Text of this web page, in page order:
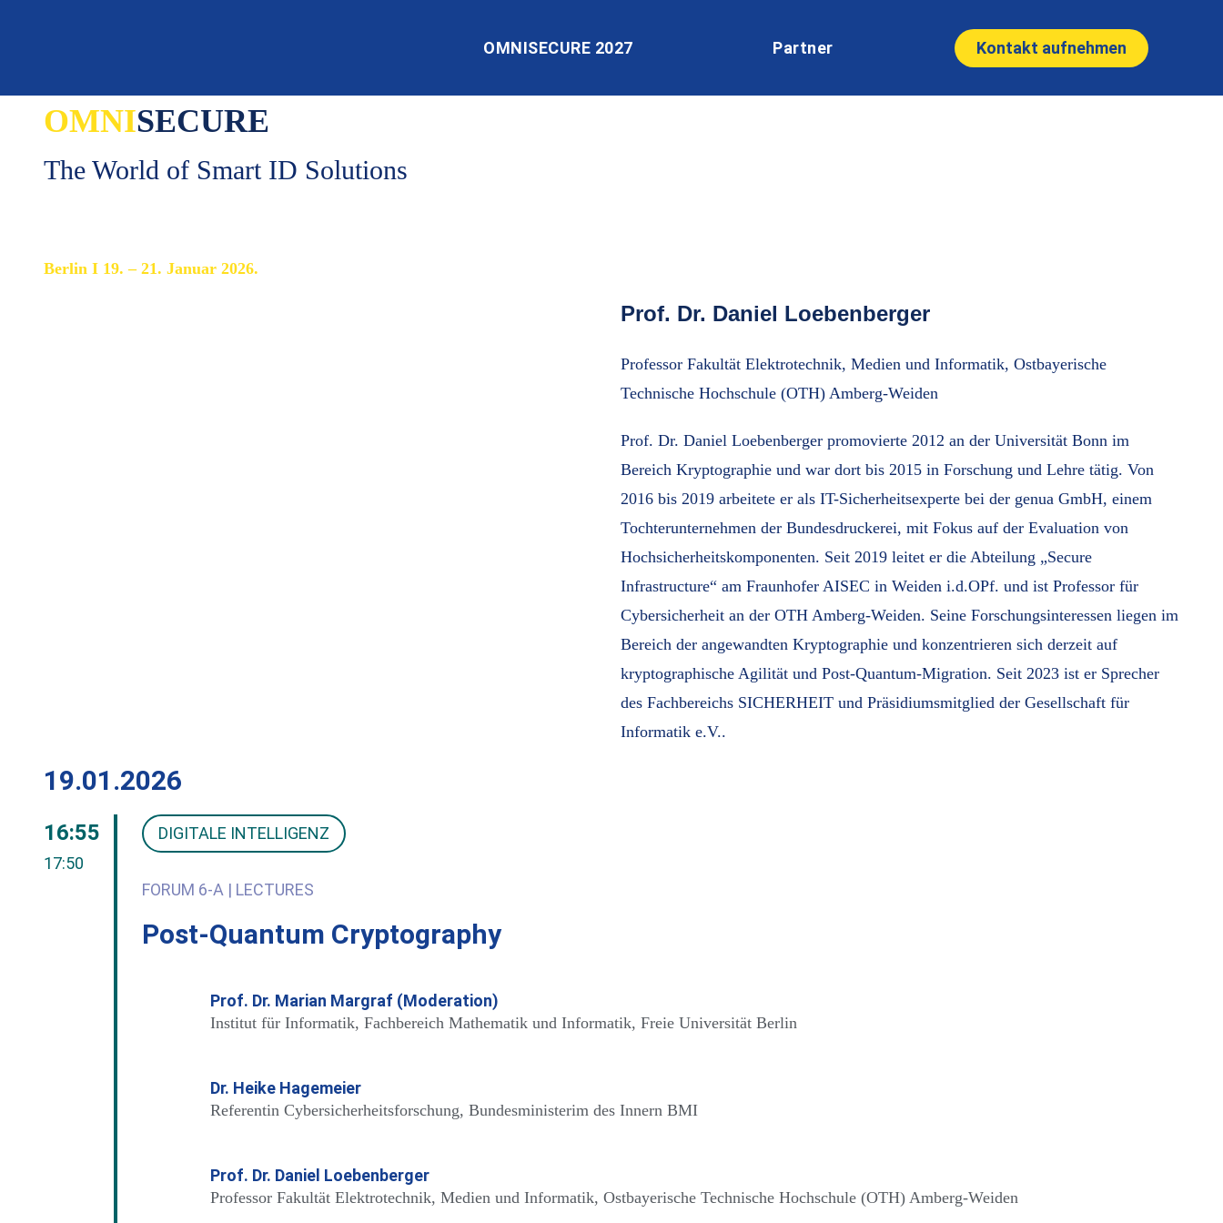
OMNISECURE 2027 Partner Kontakt aufnehmen
OMNISECURE
The World of Smart ID Solutions
Berlin I 19. – 21. Januar 2026.
Prof. Dr. Daniel Loebenberger
Professor Fakultät Elektrotechnik, Medien und Informatik, Ostbayerische
Technische Hochschule (OTH) Amberg-Weiden
Prof. Dr. Daniel Loebenberger promovierte 2012 an der Universität Bonn im
Bereich Kryptographie und war dort bis 2015 in Forschung und Lehre tätig. Von
2016 bis 2019 arbeitete er als IT-Sicherheitsexperte bei der genua GmbH, einem
Tochterunternehmen der Bundesdruckerei, mit Fokus auf der Evaluation von
Hochsicherheitskomponenten. Seit 2019 leitet er die Abteilung „Secure
Infrastructure“ am Fraunhofer AISEC in Weiden i.d.OPf. und ist Professor für
Cybersicherheit an der OTH Amberg-Weiden. Seine Forschungsinteressen liegen im
Bereich der angewandten Kryptographie und konzentrieren sich derzeit auf
kryptographische Agilität und Post-Quantum-Migration. Seit 2023 ist er Sprecher
des Fachbereichs SICHERHEIT und Präsidiumsmitglied der Gesellschaft für
Informatik e.V..
19.01.2026
16:55
17:50
DIGITALE INTELLIGENZ
FORUM 6-A | LECTURES
Post-Quantum Cryptography
Prof. Dr. Marian Margraf (Moderation)
Institut für Informatik, Fachbereich Mathematik und Informatik, Freie Universität Berlin
Dr. Heike Hagemeier
Referentin Cybersicherheitsforschung, Bundesministerim des Innern BMI
Prof. Dr. Daniel Loebenberger
Professor Fakultät Elektrotechnik, Medien und Informatik, Ostbayerische Technische Hochschule (OTH) Amberg-Weiden